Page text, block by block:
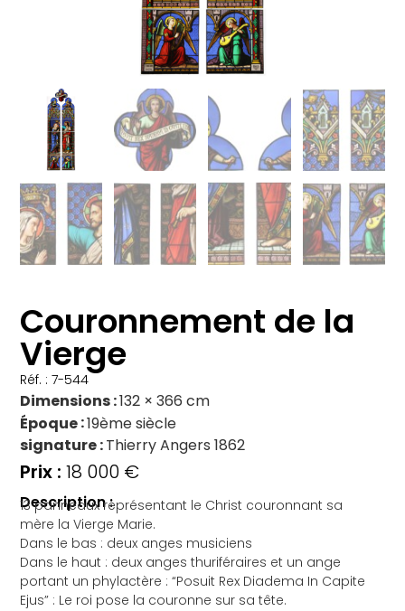
Couronnement de la
Vierge
Réf. : 7-544
Dimensions 132 × 366 cm
Époque 19ème siècle
signature Thierry Angers 1862
18 000 €
Description :
13 panneaux représentant le Christ couronnant sa
mère la Vierge Marie.
Dans le bas : deux anges musiciens
Dans le haut : deux anges thuriféraires et un ange
portant un phylactère : “Posuit Rex Diadema In Capite
Ejus” : Le roi pose la couronne sur sa tête.